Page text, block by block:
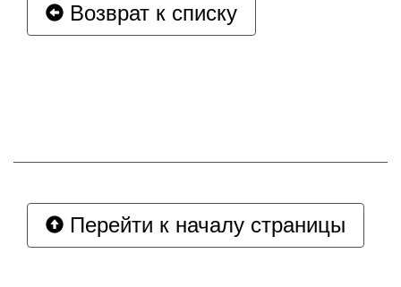
Возврат к списку
Перейти к началу страницы